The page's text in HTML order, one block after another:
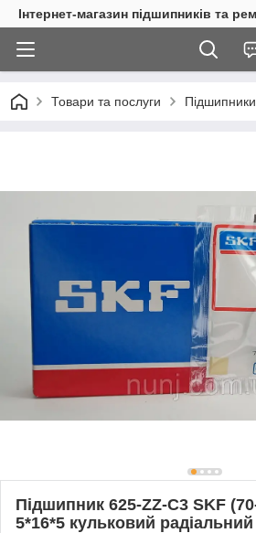
Інтернет-магазин підшипників та
Товари та послуги Підшипники
Підшипник 625-ZZ-C3 SKF
5*16*5 кульковий